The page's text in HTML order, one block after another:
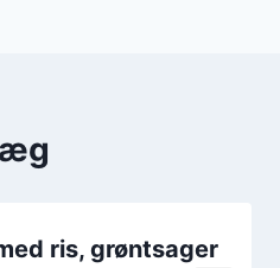
ris, grøntsager